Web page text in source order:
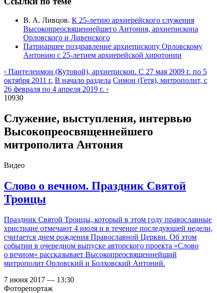
В. А. Ливцов. К 25-летию архиерейского служения
Высокопреосвященнейшего Антония, архиепископа
Орловского и Ливенского
Патриаршее поздравление архиепископу Орловскому
Антонию с 25-летием архиерейской хиротонии
‹ Пантелеимон (Кутовой), архиепископ. С 27 мая 2009 г. по 5
октября 2011 г. В начало раздела Симон (Гетя), митрополит, с
26 февраля по 4 апреля 2019 г. ›
10930
Служение, выступления, интервью
Высокопреосвященнейшего
митрополита Антония
Видео
Слово о вечном. Праздник Святой
Троицы
Праздник Святой Троицы, который в этом году православные
христиане отмечают 4 июля и в течение последующей недели,
считается днем рождения Православной Церкви. Об этом
событии в очередном выпуске авторского проекта «Слово
о вечном» рассказывает Высокопреосвященнейший
митрополит Орловский и Болховский Антоний.
7 июня 2017 — 13:30
Фоторепортаж